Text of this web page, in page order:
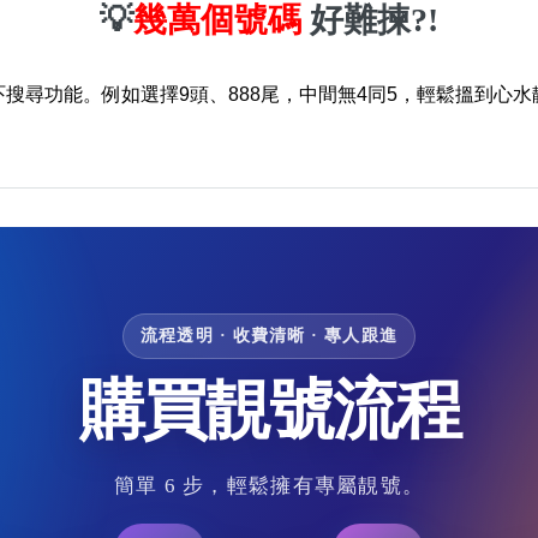
💡幾萬個號碼 好難揀?!
搜尋功能。例如選擇9頭、888尾，中間無4同5，輕鬆搵到心水
流程透明 · 收費清晰 · 專人跟進
購買靚號流程
簡單 6 步，輕鬆擁有專屬靚號。